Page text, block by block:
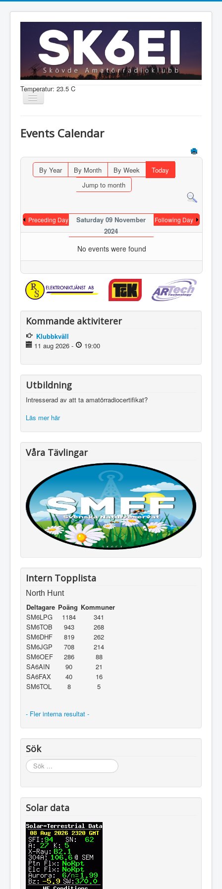
Temperatur: 23.5 C
Visa/dölj
Information
Aktiviteter
Medlem
Events Calendar
By Year By Month By Week
Today
Jump to month
Preceding Day
Saturday 09 November
2024
Following Day
No events were found
Kommande aktiviterer
Klubbkväll
11 aug 2026 - 19:00
Utbildning
Intresserad av att ta amatörradiocertifikat?
Läs mer här
Våra Tävlingar
Intern Topplista
North Hunt
Deltagare Poäng Kommuner
SM6LPG
1184
341
SM6TOB
943
268
SM6DHF
819
262
SM6JGP
708
214
SM6OEF
286
88
SA6AIN
90
21
SA6FAX
40
16
SM6TOL
8 5
- Fler interna resultat -
Sök
Sök
...
Solar data